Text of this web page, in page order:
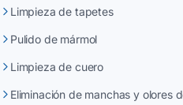
Limpieza de tapetes
Pulido de mármol
Limpieza de cuero
Eliminación de manchas y olores